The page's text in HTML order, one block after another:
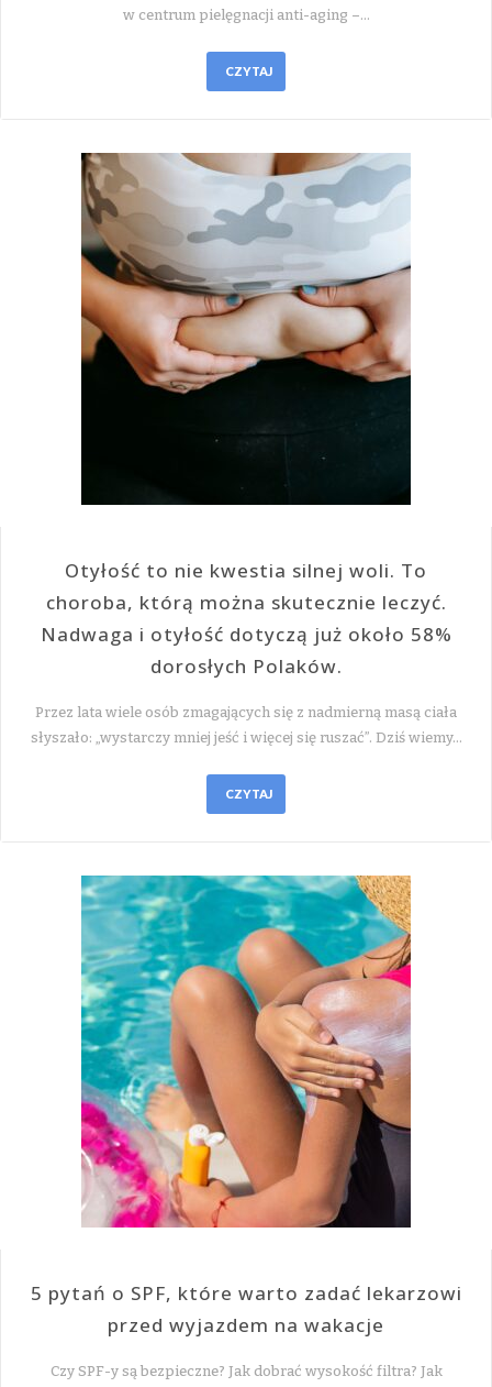
w centrum pielęgnacji anti-aging –…
CZYTAJ
Otyłość to nie kwestia silnej woli. To
choroba, którą można skutecznie leczyć.
Nadwaga i otyłość dotyczą już około 58%
dorosłych Polaków.
Przez lata wiele osób zmagających się z nadmierną masą ciała
słyszało: „wystarczy mniej jeść i więcej się ruszać”. Dziś wiemy…
CZYTAJ
5 pytań o SPF, które warto zadać lekarzowi
przed wyjazdem na wakacje
Czy SPF-y są bezpieczne? Jak dobrać wysokość filtra? Jak